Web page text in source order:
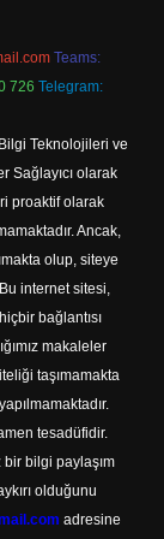
Teams:
726 Telegram:
Teknolojileri ve
Sağlayıcı olarak
proaktif olarak
Ancak,
olup, siteye
internet sitesi,
bağlantısı
makaleler
taşımamakta
tesadüfidir.
bilgi paylaşım
olduğunu
adresine